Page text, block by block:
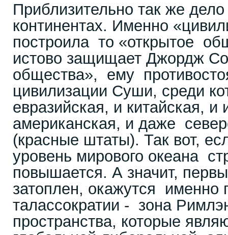
Приблизительно так же
континентах. Именно
построила то «открытое
истово защищает Джордж
общества», ему
цивилизации Суши, среди
евразийская, и китайская,
американская, и даже
(красные штаты). Так вот,
уровень мирового океана
повышается. А значит,
затоплен, окажутся
талассократии - зона
пространства, которые